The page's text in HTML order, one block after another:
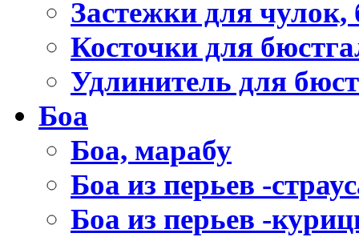
Застежки для чулок,
Косточки для
Удлинитель для
Боа
Боа, марабу
Боа из перьев -
Боа из перьев -